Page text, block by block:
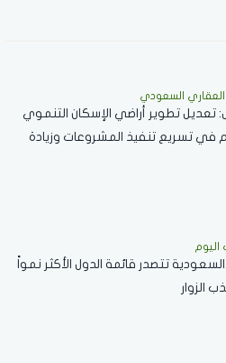
العقاري السعودي
تعديل تطوير أراضي الإسكان التنموي
في تسريع تنفيذ المشروعات وزيادة
اليوم
تتصدر قائمة الدول الأكثر نمواً
الزوار